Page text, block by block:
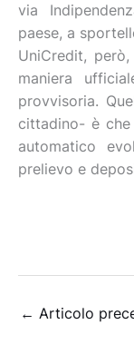
via
paese, a
UniCredit,
maniera
provvisoria.
cittadino- è
automatico
prelievo e
← Articolo